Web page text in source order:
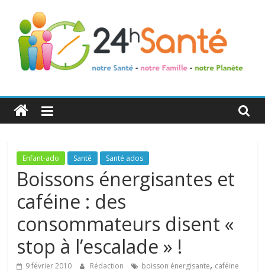
24h
Santé
La
santé
toute
famille
Enfant-ado Santé Santé ados
Boissons énergisantes et
caféine : des
consommateurs disent «
stop à l’escalade » !
9 février 2010 Rédaction boisson énergisante, caféine